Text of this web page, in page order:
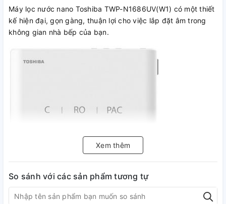
Máy lọc nước nano Toshiba TWP-N1686UV(W1) có một thiết
kế hiện đại, gọn gàng, thuận lợi cho việc lắp đặt âm trong
không gian nhà bếp của bạn.
Máy lọc nước có hệ thống lọc tân tiến thiết kế dễ dàng thay
Xem thêm
So sánh với các sản phẩm tương tự